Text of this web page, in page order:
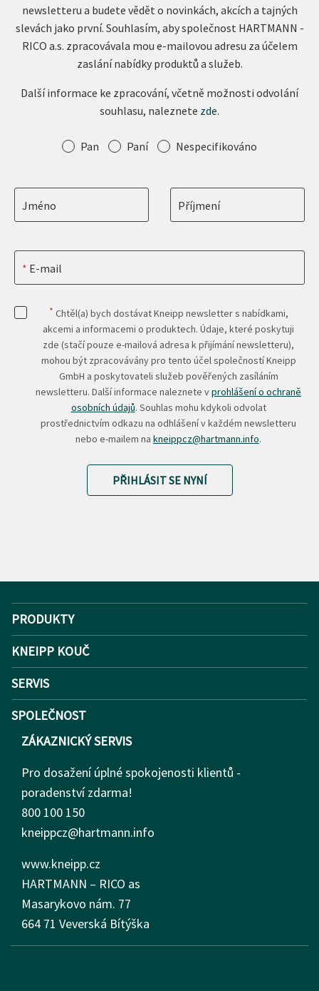
newsletteru a budete vědět o novinkách, akcích a tajných
slevách jako první. Souhlasím, aby společnost HARTMANN -
RICO a.s. zpracovávala mou e-mailovou adresu za účelem
zaslání nabídky produktů a služeb.
Další informace ke zpracování, včetně možnosti odvolání
souhlasu, naleznete zde.
Oslovení Pan Paní Nespecifikováno
Jméno Příjmení
E-mail
* Chtěl(a) bych dostávat Kneipp newsletter s nabídkami,
akcemi a informacemi o produktech. Údaje, které poskytuji
zde (stačí pouze e-mailová adresa k přijímání newsletteru),
mohou být zpracovávány pro tento účel společností Kneipp
GmbH a poskytovateli služeb pověřených zasíláním
newsletteru. Další informace naleznete vprohlášení o ochraně
osobních údajů. Souhlas mohu kdykoli odvolat
prostřednictvím odkazu na odhlášení v každém newsletteru
nebo e-mailem na kneippcz@hartmann.info.
PŘIHLÁSIT SE NYNÍ
PRODUKTY
KNEIPP KOUČ
SERVIS
SPOLEČNOST
ZÁKAZNICKÝ SERVIS
Pro dosažení úplné spokojenosti klientů -
poradenství zdarma!
800 100 150
kneippcz@hartmann.info
www.kneipp.cz
HARTMANN – RICO as
Masarykovo nám. 77
664 71 Veverská Bítýška